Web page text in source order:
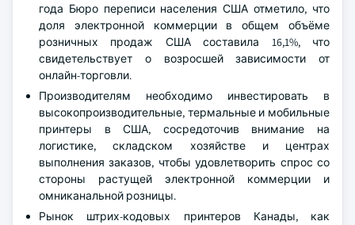
года Бюро переписи населения США отметило, что
доля электронной коммерции в общем объёме
розничных продаж США составила 16,1%, что
свидетельствует о возросшей зависимости от
онлайн-торговли.
Производителям необходимо инвестировать в
высокопроизводительные, термальные и мобильные
принтеры в США, сосредоточив внимание на
логистике, складском хозяйстве и центрах
выполнения заказов, чтобы удовлетворить спрос со
стороны растущей электронной коммерции и
омниканальной розницы.
Рынок штрих-кодовых принтеров Канады, как